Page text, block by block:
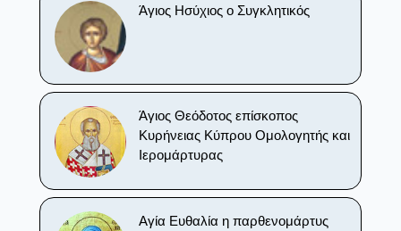
Άγιος Ησύχιος ο Συγκλητικός
Άγιος Θεόδοτος επίσκοπος
Κυρήνειας Κύπρου Ομολογητής και
Ιερομάρτυρας
Αγία Ευθαλία η παρθενομάρτυς